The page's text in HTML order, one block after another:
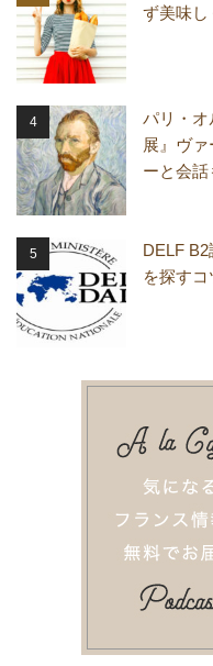
ず美味し
パリ・オ
展』ヴ
ーと会話
DELF
を探すコ